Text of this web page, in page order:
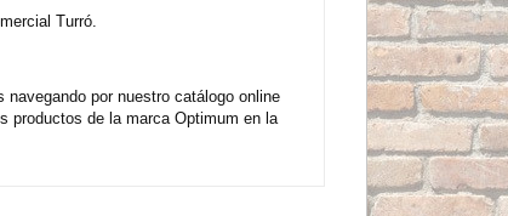
Turró.
por nuestro catálogo online
productos de la marca Optimum en la